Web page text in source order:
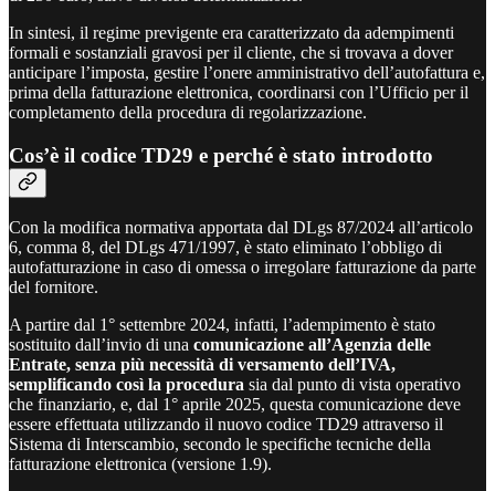
In sintesi, il regime previgente era caratterizzato da adempimenti
formali e sostanziali gravosi per il cliente, che si trovava a dover
anticipare l’imposta, gestire l’onere amministrativo dell’autofattura e,
prima della fatturazione elettronica, coordinarsi con l’Ufficio per il
completamento della procedura di regolarizzazione.
Cos’è il codice TD29 e perché è stato introdotto
Con la modifica normativa apportata dal DLgs 87/2024 all’articolo
6, comma 8, del DLgs 471/1997, è stato eliminato l’obbligo di
autofatturazione in caso di omessa o irregolare fatturazione da parte
del fornitore.
A partire dal 1° settembre 2024, infatti, l’adempimento è stato
sostituito dall’invio di una comunicazione all’Agenzia delle
Entrate, senza più necessità di versamento dell’IVA,
semplificando così la procedura sia dal punto di vista operativo
che finanziario, e, dal 1° aprile 2025, questa comunicazione deve
essere effettuata utilizzando il nuovo codice TD29 attraverso il
Sistema di Interscambio, secondo le specifiche tecniche della
fatturazione elettronica (versione 1.9).